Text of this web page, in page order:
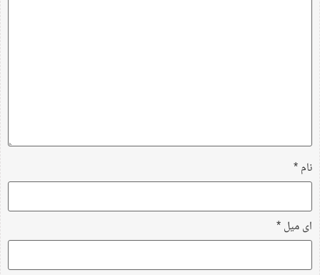
نام*
ای میل*